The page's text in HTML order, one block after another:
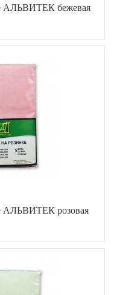
АЛЬВИТЕК бежевая
АЛЬВИТЕК розовая